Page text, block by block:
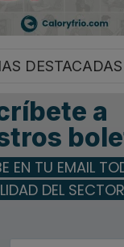
DESTACADAS
a
EN TU EMAIL
DEL SECTOR